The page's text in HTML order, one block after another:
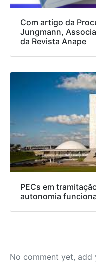
Com artigo da
Jungmann,
da Revista Anape
PECs em
autonomia
No comment yet, add